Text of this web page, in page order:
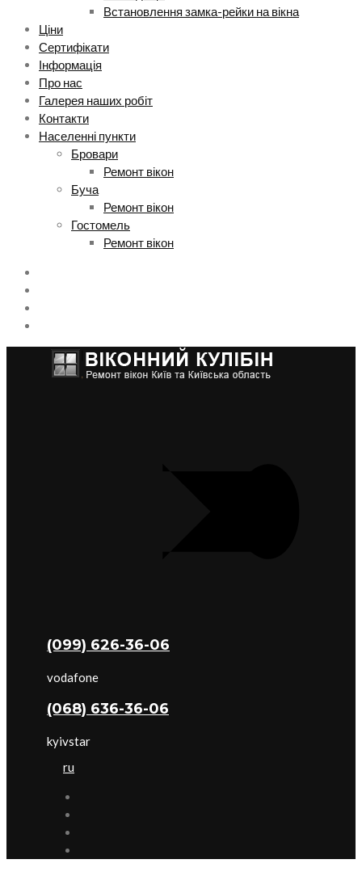
Встановлення замка-рейки на вікна
Ціни
Сертифікати
Інформація
Про нас
Галерея наших робіт
Контакти
Населенні пункти
Бровари
Ремонт вікон
Буча
Ремонт вікон
Гостомель
Ремонт вікон
(099) 626-36-06
vodafone
(068) 636-36-06
kyivstar
ru